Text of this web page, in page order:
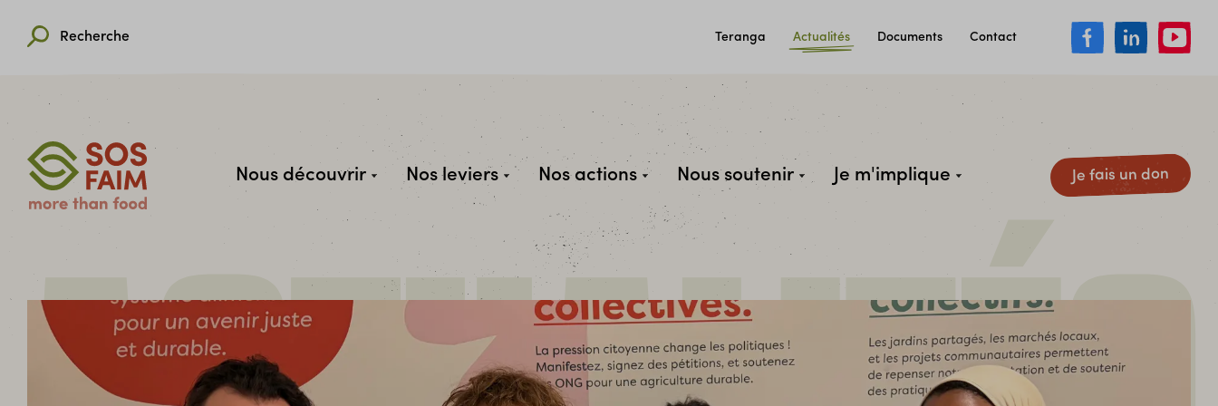
Recherche Teranga Actualités Documents Contact
Nous découvrir Nos leviers Nos actions Nous soutenir Je m'implique Je fais un don